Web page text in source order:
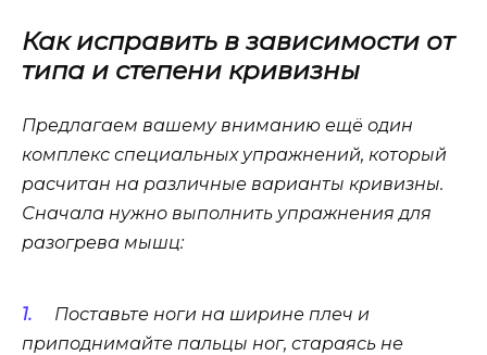
Как исправить в зависимости от
типа и степени кривизны
Предлагаем вашему вниманию ещё один
комплекс специальных упражнений, который
расчитан на различные варианты кривизны.
Сначала нужно выполнить упражнения для
разогрева мышц:
Поставьте ноги на ширине плеч и
приподнимайте пальцы ног, стараясь не